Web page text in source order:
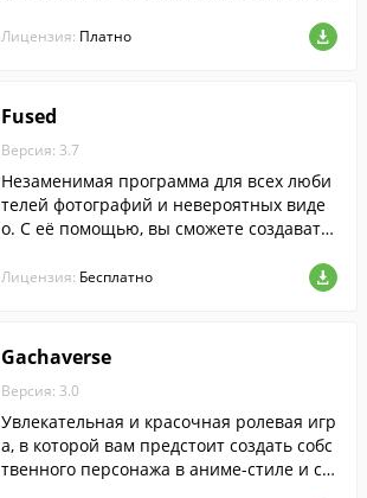
Лицензия: Платно
Fused
Версия: 3.7
Незаменимая программа для всех люби
телей фотографий и невероятных виде
о. С её помощью, вы сможете создавать
ойной экспозицией при помощи своего
Лицензия: Бесплатно
Gachaverse
Версия: 3.0
Увлекательная и красочная ролевая игр
а, в которой вам предстоит создать собс
твенного персонажа в аниме-стиле и сп